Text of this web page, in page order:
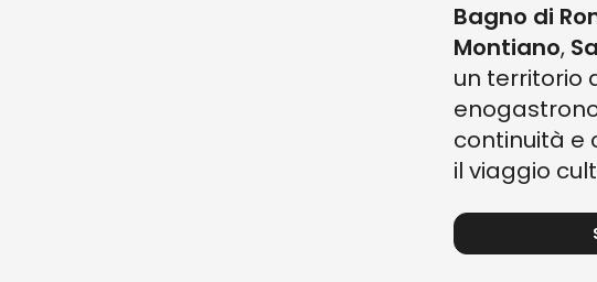
Bagno di
Montiano,
un territorio
continuità e
il viaggio